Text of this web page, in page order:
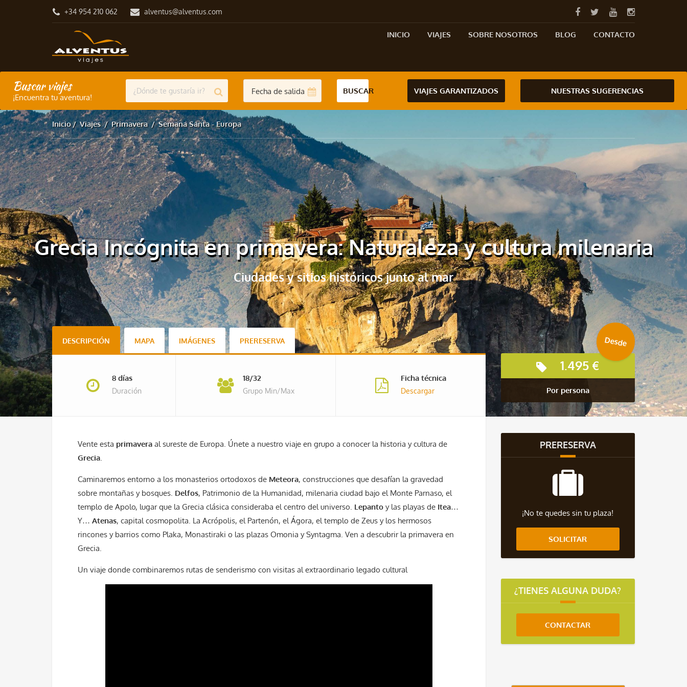
+34 954 210 062 alventus@alventus.com
INICIO VIAJES SOBRE NOSOTROS BLOG CONTACTO
Buscar viajes
¡Encuentra tu aventura!
BUSCAR VIAJES GARANTIZADOS NUESTRAS SUGERENCIAS
Inicio Viajes Primavera Semana Santa - Europa
Grecia Incógnita en primavera: Naturaleza y cultura milenaria
Ciudades y sitios históricos junto al mar
DESCRIPCIÓN MAPA IMÁGENES PRERESERVA
8 días
Duración
18/32
Grupo Min/Max
Ficha técnica
Descargar
Vente esta primavera al sureste de Europa. Únete a nuestro viaje en grupo a conocer la historia y cultura de
Grecia.
Caminaremos entorno a los monasterios ortodoxos de Meteora, construcciones que desafían la gravedad
sobre montañas y bosques. Delfos, Patrimonio de la Humanidad, milenaria ciudad bajo el Monte Parnaso, el
templo de Apolo, lugar que la Grecia clásica consideraba el centro del universo. Lepanto y las playas de Itea…
Y… Atenas, capital cosmopolita. La Acrópolis, el Partenón, el Ágora, el templo de Zeus y los hermosos
rincones y barrios como Plaka, Monastiraki o las plazas Omonia y Syntagma. Ven a descubrir la primavera en
Grecia.
Un viaje donde combinaremos rutas de senderismo con visitas al extraordinario legado cultural
1.495 €
Por persona
Desde
PRERESERVA
¡No te quedes sin tu plaza!
SOLICITAR
¿TIENES ALGUNA DUDA?
CONTACTAR